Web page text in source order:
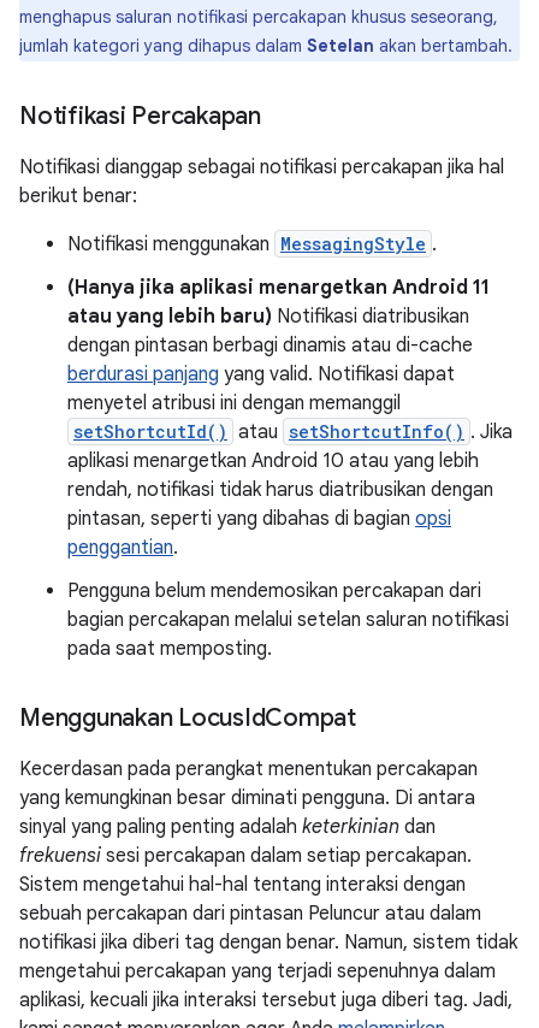
menghapus saluran notifikasi percakapan khusus seseorang,
jumlah kategori yang dihapus dalam Setelan akan bertambah.
Notifikasi Percakapan
Notifikasi dianggap sebagai notifikasi percakapan jika hal
berikut benar:
Notifikasi menggunakan MessagingStyle .
(Hanya jika aplikasi menargetkan Android 11
atau yang lebih baru) Notifikasi diatribusikan
dengan pintasan berbagi dinamis atau di-cache
berdurasi panjang yang valid. Notifikasi dapat
menyetel atribusi ini dengan memanggil
setShortcutId() atau setShortcutInfo() . Jika
aplikasi menargetkan Android 10 atau yang lebih
rendah, notifikasi tidak harus diatribusikan dengan
pintasan, seperti yang dibahas di bagian opsi
penggantian.
Pengguna belum mendemosikan percakapan dari
bagian percakapan melalui setelan saluran notifikasi
pada saat memposting.
Menggunakan LocusIdCompat
Kecerdasan pada perangkat menentukan percakapan
yang kemungkinan besar diminati pengguna. Di antara
sinyal yang paling penting adalah keterkinian dan
frekuensi sesi percakapan dalam setiap percakapan.
Sistem mengetahui hal-hal tentang interaksi dengan
sebuah percakapan dari pintasan Peluncur atau dalam
notifikasi jika diberi tag dengan benar. Namun, sistem tidak
mengetahui percakapan yang terjadi sepenuhnya dalam
aplikasi, kecuali jika interaksi tersebut juga diberi tag. Jadi,